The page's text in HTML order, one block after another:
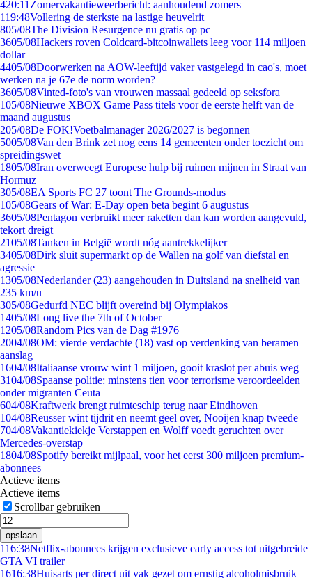
420:11 Zomervakantieweerbericht: aanhoudend zomers
119:48Vollering de sterkste na lastige heuvelrit
805/08The Division Resurgence nu gratis op pc
3605/08Hackers roven Coldcard-bitcoinwallets leeg voor 114 miljoen
dollar
4405/08Doorwerken na AOW-leeftijd vaker vastgelegd in cao's, moet
werken na je 67e de norm worden?
3605/08Vinted-foto's van vrouwen massaal gedeeld op seksfora
105/08Nieuwe XBOX Game Pass titels voor de eerste helft van de
maand augustus
205/08De FOK!Voetbalmanager 2026/2027 is begonnen
5005/08Van den Brink zet nog eens 14 gemeenten onder toezicht om
spreidingswet
1805/08Iran overweegt Europese hulp bij ruimen mijnen in Straat van
Hormuz
305/08EA Sports FC 27 toont The Grounds-modus
105/08Gears of War: E-Day open beta begint 6 augustus
3605/08Pentagon verbruikt meer raketten dan kan worden aangevuld,
tekort dreigt
2105/08Tanken in België wordt nóg aantrekkelijker
3405/08Dirk sluit supermarkt op de Wallen na golf van diefstal en
agressie
1305/08Nederlander (23) aangehouden in Duitsland na snelheid van
235 km/u
305/08Gedurfd NEC blijft overeind bij Olympiakos
1405/08Long live the 7th of October
1205/08Random Pics van de Dag #1976
2004/08OM: vierde verdachte (18) vast op verdenking van beramen
aanslag
1604/08Italiaanse vrouw wint 1 miljoen, gooit kraslot per abuis weg
3104/08Spaanse politie: minstens tien voor terrorisme veroordeelden
onder migranten Ceuta
604/08Kraftwerk brengt ruimteschip terug naar Eindhoven
104/08Reusser wint tijdrit en neemt geel over, Nooijen knap tweede
704/08Vakantiekiekje Verstappen en Wolff voedt geruchten over
Mercedes-overstap
1804/08Spotify bereikt mijlpaal, voor het eerst 300 miljoen premium-
abonnees
Actieve items
Actieve items
Scrollbar gebruiken
opslaan
116:38Netflix-abonnees krijgen exclusieve early access tot uitgebreide
GTA VI trailer
1616:38Huisarts per direct uit vak gezet om ernstig alcoholmisbruik